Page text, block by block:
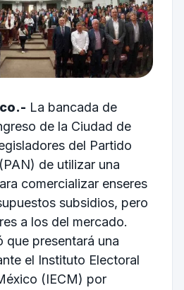
La bancada de
de la Ciudad de
del Partido
de utilizar una
comercializar enseres
subsidios, pero
a los del mercado.
que presentará una
el Instituto Electoral
(IECM) por